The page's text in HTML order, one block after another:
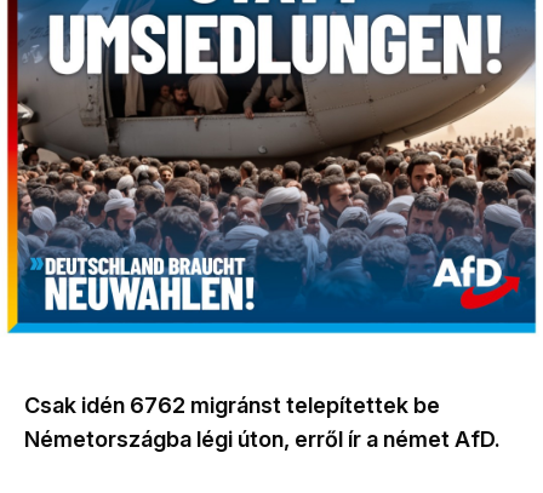
Csak idén 6762 migránst telepítettek be
Németországba légi úton, erről ír a német AfD.